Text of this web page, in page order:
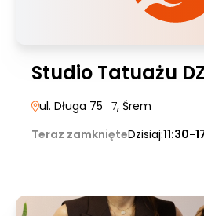
Studio Tatuażu
ul. Długa 75 | 7, Śrem
Teraz zamknięteDzisiaj:11:30-